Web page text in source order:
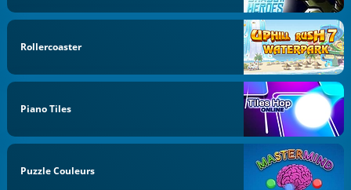
Rollercoaster
Piano Tiles
Puzzle Couleurs